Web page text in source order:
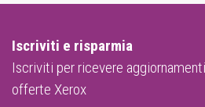
Iscriviti e risparmia
Iscriviti per ricevere
offerte Xerox